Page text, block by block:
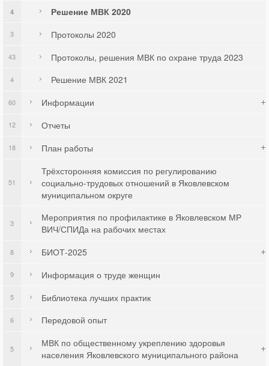
Решение МВК 2020
4
Протоколы 2020
3
Протоколы, решения МВК по охране труда 2023
43
Решение МВК 2021
4
Информации
60
Отчеты
12
План работы
18
Трёхсторонняя комиссия по регулированию
социально-трудовых отношений в Яковлевском
муниципальном округе
51
Мероприятия по профилактике в Яковлевском МР
ВИЧ/СПИДа на рабочих местах
3
БИОТ-2025
8
Информация о труде женщин
9
Библиотека лучших практик
5
Передовой опыт
6
МВК по общественному укреплению здоровья
населения Яковлевского муниципального района
5